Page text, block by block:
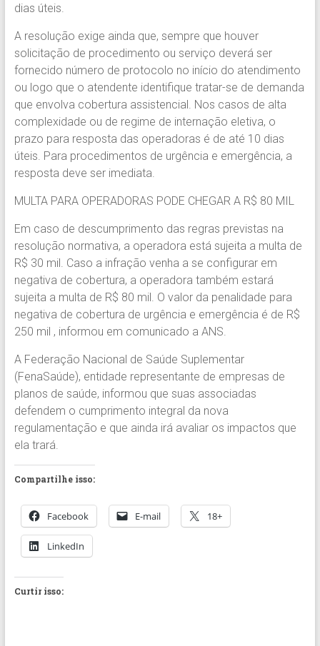
dias úteis.
A resolução exige ainda que, sempre que houver
solicitação de procedimento ou serviço deverá ser
fornecido número de protocolo no início do atendimento
ou logo que o atendente identifique tratar-se de demanda
que envolva cobertura assistencial. Nos casos de alta
complexidade ou de regime de internação eletiva, o
prazo para resposta das operadoras é de até 10 dias
úteis. Para procedimentos de urgência e emergência, a
resposta deve ser imediata.
MULTA PARA OPERADORAS PODE CHEGAR A R$ 80 MIL
Em caso de descumprimento das regras previstas na
resolução normativa, a operadora está sujeita a multa de
R$ 30 mil. Caso a infração venha a se configurar em
negativa de cobertura, a operadora também estará
sujeita a multa de R$ 80 mil. O valor da penalidade para
negativa de cobertura de urgência e emergência é de R$
250 mil , informou em comunicado a ANS.
A Federação Nacional de Saúde Suplementar
(FenaSaúde), entidade representante de empresas de
planos de saúde, informou que suas associadas
defendem o cumprimento integral da nova
regulamentação e que ainda irá avaliar os impactos que
ela trará.
Compartilhe isso:
Facebook E-mail 18+
LinkedIn
Curtir isso: